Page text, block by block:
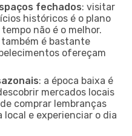
fechados: visitar
históricos é o plano
não é o melhor.
é bastante
ofereçam
: a época baixa é
mercados locais
comprar lembranças
local e experienciar o dia